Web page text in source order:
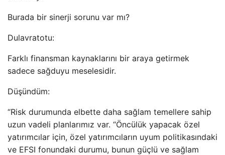
Burada bir sinerji sorunu var mı?
Dulavratotu:
Farklı finansman kaynaklarını bir araya getirmek
sadece sağduyu meselesidir.
Düşündüm:
“Risk durumunda elbette daha sağlam temellere sahip
uzun vadeli planlarımız var. “Öncülük yapacak özel
yatırımcılar için, özel yatırımcıların uyum politikasındaki
ve EFSI fonundaki durumu, bunun güçlü ve sağlam